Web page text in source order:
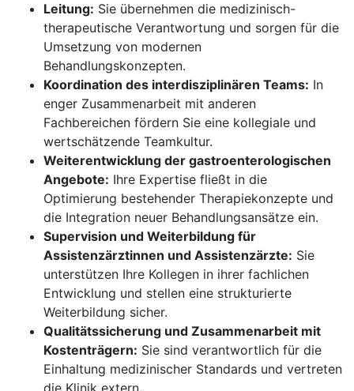
Leitung: Sie übernehmen die medizinisch-
therapeutische Verantwortung und sorgen für die
Umsetzung von modernen
Behandlungskonzepten.
Koordination des interdisziplinären Teams: In
enger Zusammenarbeit mit anderen
Fachbereichen fördern Sie eine kollegiale und
wertschätzende Teamkultur.
Weiterentwicklung der gastroenterologischen
Angebote: Ihre Expertise fließt in die
Optimierung bestehender Therapiekonzepte und
die Integration neuer Behandlungsansätze ein.
Supervision und Weiterbildung für
Assistenzärztinnen und Assistenzärzte: Sie
unterstützen Ihre Kollegen in ihrer fachlichen
Entwicklung und stellen eine strukturierte
Weiterbildung sicher.
Qualitätssicherung und Zusammenarbeit mit
Kostenträgern: Sie sind verantwortlich für die
Einhaltung medizinischer Standards und vertreten
die Klinik extern.